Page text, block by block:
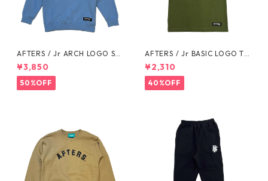
AFTERS / Jr ARCH LOGO SW
EAT
¥3,850
50%OFF
AFTERS / Jr BASIC LOGO TE
E
¥2,310
40%OFF